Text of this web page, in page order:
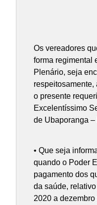
Os vereadores
forma regimental
Plenário, seja
respeitosamente,
o presente
Excelentíssimo
de Ubaporanga –
• Que seja
quando o Poder
pagamento dos
da saúde,
2020 a